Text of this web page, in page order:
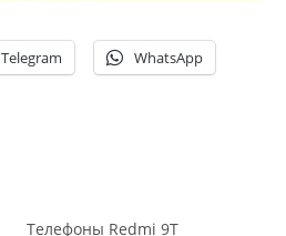
Telegram WhatsApp
Телефоны Redmi 9T